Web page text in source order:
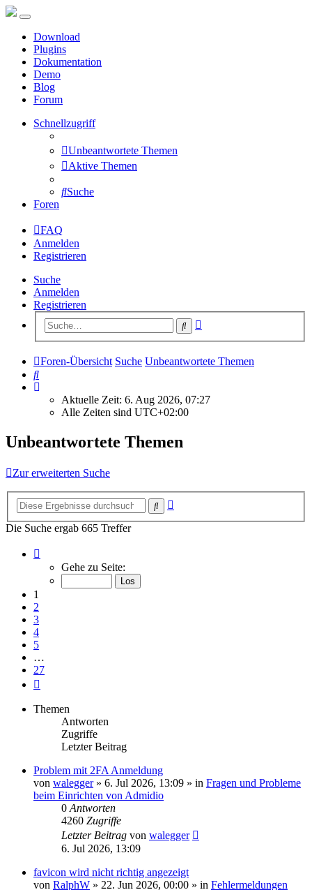
Download
Plugins
Dokumentation
Demo
Blog
Forum
Schnellzugriff
Unbeantwortete Themen
Aktive Themen
Suche
Foren
FAQ
Anmelden
Registrieren
Suche
Anmelden
Registrieren
Suche
Foren-Übersicht Suche Unbeantwortete Themen
Suche
Aktuelle Zeit: 6. Aug 2026, 07:27
Alle Zeiten sind UTC+02:00
Unbeantwortete Themen
Zur erweiterten Suche
Suche
Die Suche ergab 665 Treffer
von
Gehe zu Seite:
1
2
3
4
5
…
27
Themen
Antworten
Zugriffe
Letzter Beitrag
Problem mit 2FA Anmeldung
von walegger» 6. Jul 2026, 13:09 » in Fragen und Probleme
beim Einrichten von Admidio
0 Antworten
4260 Zugriffe
Letzter Beitrag von walegger
6. Jul 2026, 13:09
favicon wird nicht richtig angezeigt
von RalphW » 22. Jun 2026, 00:00 » in Fehlermeldungen